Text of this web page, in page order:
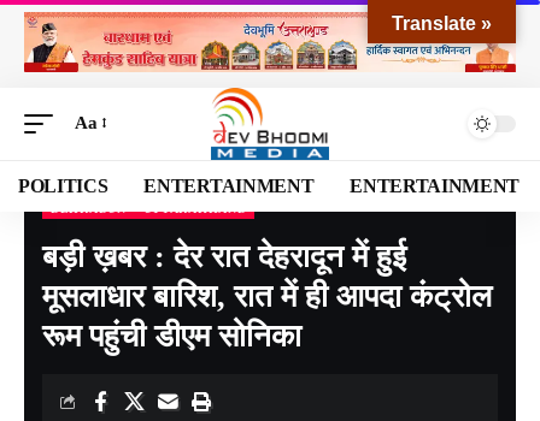
Aa
POLITICS ENTERTAINMENT ENTERTAINMENT
Devbhoomi Media Blog>NATIONAL>UTTARAKHAND>DEHRADUN
बड़ी ख़बर : देर रात देहरादून में हुई
मूसलाधार बारिश, रात में ही आपदा कंट्रोल
रूम पहुंची डीएम सोनिका
Translate »